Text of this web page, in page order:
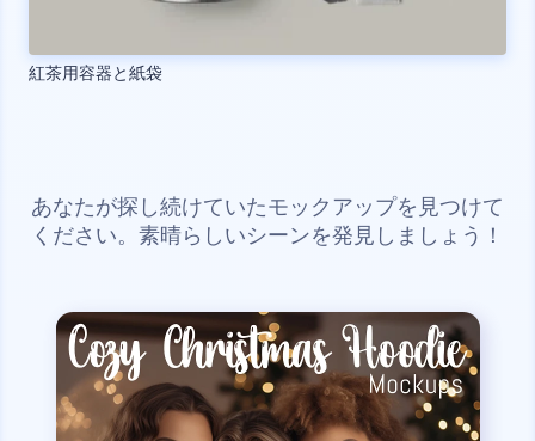
紅茶用容器と紙袋
あなたが探し続けていたモックアップを見つけて
ください。素晴らしいシーンを発見しましょう！